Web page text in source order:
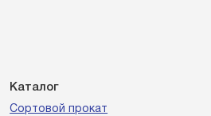
Каталог
Сортовой прокат